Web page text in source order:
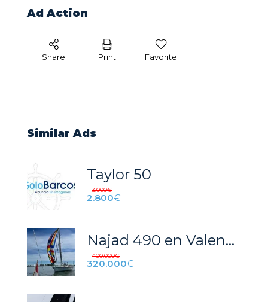
Ad Action
Share Print Favorite
Similar Ads
Taylor 50
3.000€
2.800€
Najad 490 en Valencia: Velero Exclusivo Como Nuevo
400.000€
320.000€